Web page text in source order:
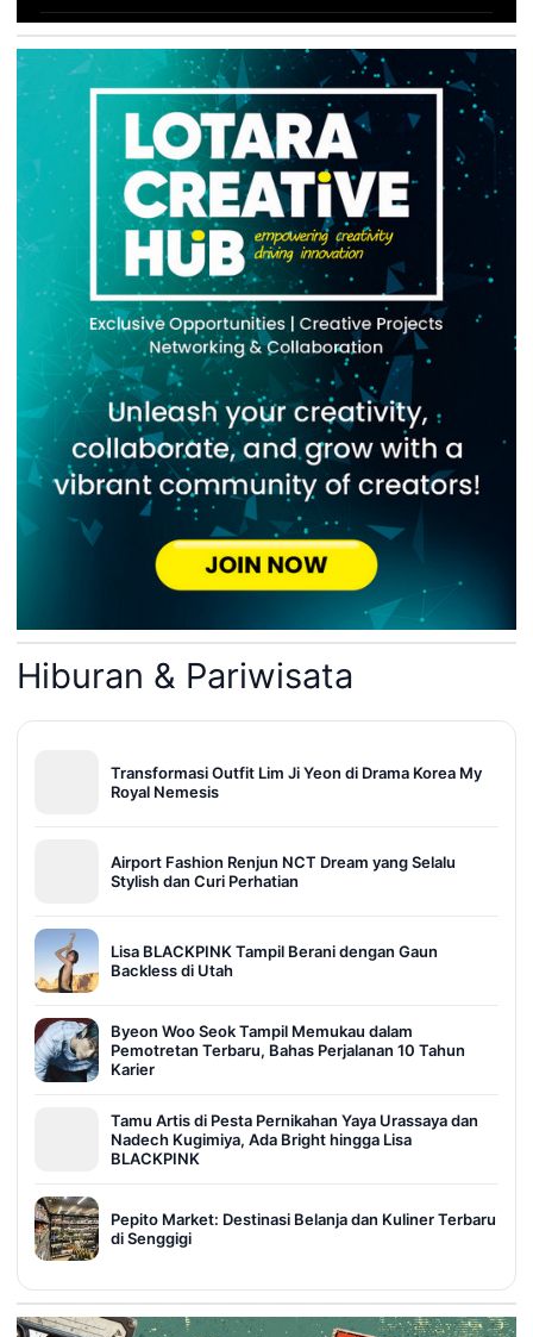
Hiburan & Pariwisata
Transformasi Outfit Lim Ji Yeon di Drama Korea My
Royal Nemesis
Airport Fashion Renjun NCT Dream yang Selalu
Stylish dan Curi Perhatian
Lisa BLACKPINK Tampil Berani dengan Gaun
Backless di Utah
Byeon Woo Seok Tampil Memukau dalam
Pemotretan Terbaru, Bahas Perjalanan 10 Tahun
Karier
Tamu Artis di Pesta Pernikahan Yaya Urassaya dan
Nadech Kugimiya, Ada Bright hingga Lisa
BLACKPINK
Pepito Market: Destinasi Belanja dan Kuliner Terbaru
di Senggigi